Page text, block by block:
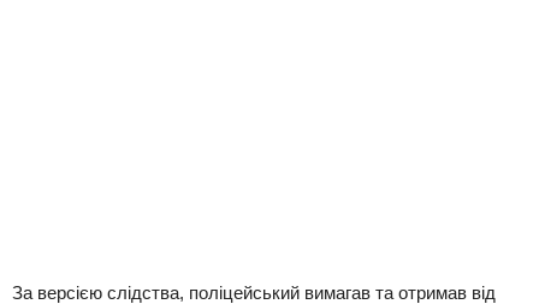
За версією слідства, поліцейський вимагав та отримав від